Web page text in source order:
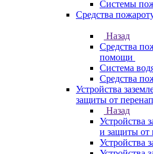
Системы
Средства
Назад
Средства
помощи
Система
Средства
Устройства
защиты от
Назад
Устройства
и защиты от
Устройства